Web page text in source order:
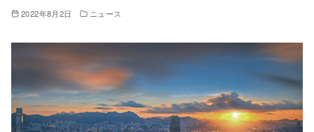
2022年8月2日 ニュース